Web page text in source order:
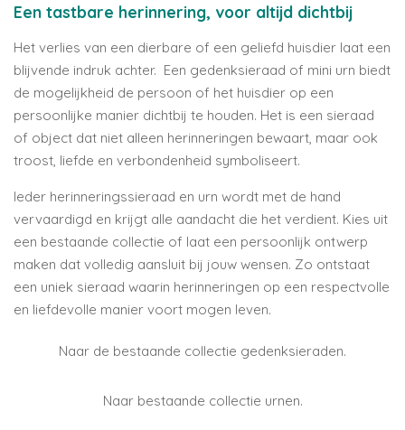
Een tastbare herinnering, voor altijd dichtbij
Het verlies van een dierbare of een geliefd huisdier laat een
blijvende indruk achter. Een gedenksieraad of mini urn biedt
de mogelijkheid de persoon of het huisdier op een
persoonlijke manier dichtbij te houden. Het is een sieraad
of object dat niet alleen herinneringen bewaart, maar ook
troost, liefde en verbondenheid symboliseert.
Ieder herinneringssieraad en urn wordt met de hand
vervaardigd en krijgt alle aandacht die het verdient. Kies uit
een bestaande collectie of laat een persoonlijk ontwerp
maken dat volledig aansluit bij jouw wensen. Zo ontstaat
een uniek sieraad waarin herinneringen op een respectvolle
en liefdevolle manier voort mogen leven.
Naar de bestaande collectie gedenksieraden.
Naar bestaande collectie urnen.